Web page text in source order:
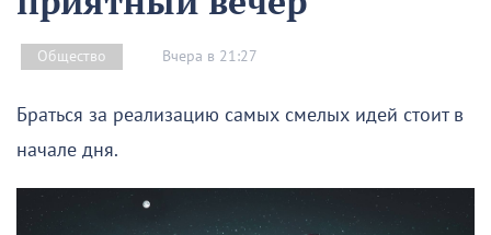
Общество Вчера в 21:27
Браться за реализацию самых смелых идей стоит в
начале дня.